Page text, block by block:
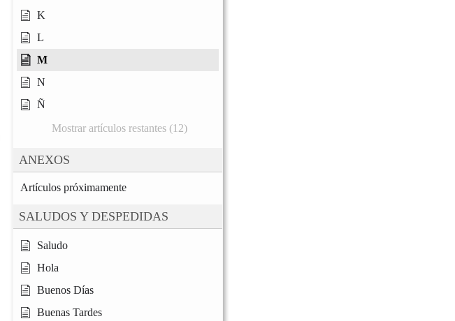
K
L
M
N
Ñ
Mostrar artículos restantes (12)
ANEXOS
Artículos próximamente
SALUDOS Y DESPEDIDAS
Saludo
Hola
Buenos Días
Buenas Tardes